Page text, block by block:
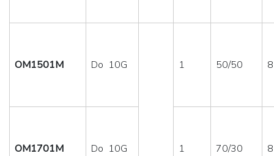
OM1501M Do 10G 1 50/50
OM1701M Do 10G 1 70/30